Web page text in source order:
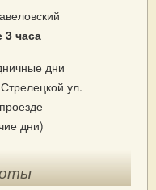
3 часа
дни
ул.
дни)